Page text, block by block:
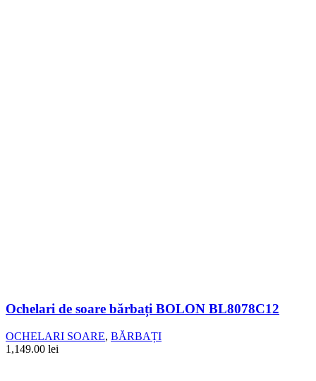
Ochelari de soare bărbați BOLON BL8078C12
OCHELARI SOARE, BĂRBAȚI
1,149.00 lei